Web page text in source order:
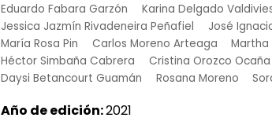
Eduardo Fabara Garzón
Karina Delgado
Jessica Jazmín Rivadeneira Peñafiel
José
María Rosa Pin
Carlos Moreno Arteaga Martha
Héctor Simbaña Cabrera
Cristina Orozco Ocaña
Daysi Betancourt Guamán
Rosana Moreno
Año de edición:2021